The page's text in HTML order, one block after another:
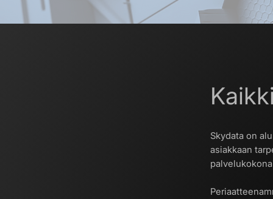
Skydata on
asiakkaan